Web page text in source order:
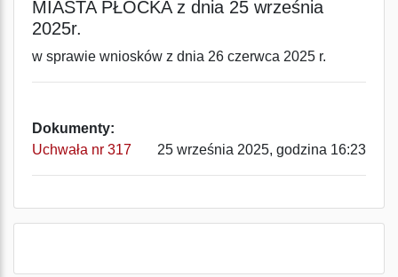
MIASTA PŁOCKA z dnia 25 września
2025r.
w sprawie wniosków z dnia 26 czerwca 2025 r.
Dokumenty:
Uchwała nr 317
25 września 2025, godzina 16:23